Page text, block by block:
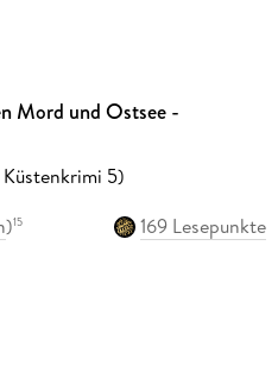
Mord und Ostsee -
5)
)15
169 Lesepunkte